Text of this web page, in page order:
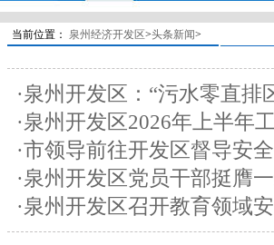
当前位置： 泉州经济开发区>头条新闻>
·泉州开发区：“污水零直排
·泉州开发区2026年上半年
·市领导前往开发区督导安
·泉州开发区党员干部挺膺
·泉州开发区召开教育领域